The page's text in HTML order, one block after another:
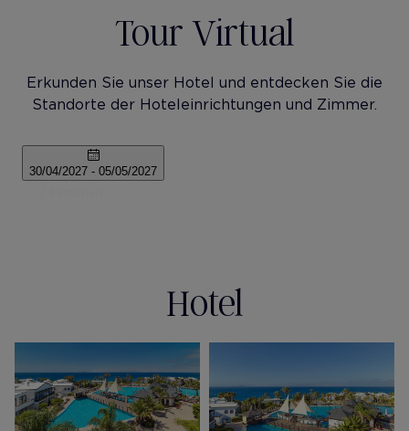
Tour Virtual
Erkunden Sie unser Hotel und entdecken Sie die
Standorte der Hoteleinrichtungen und Zimmer.
Hotel